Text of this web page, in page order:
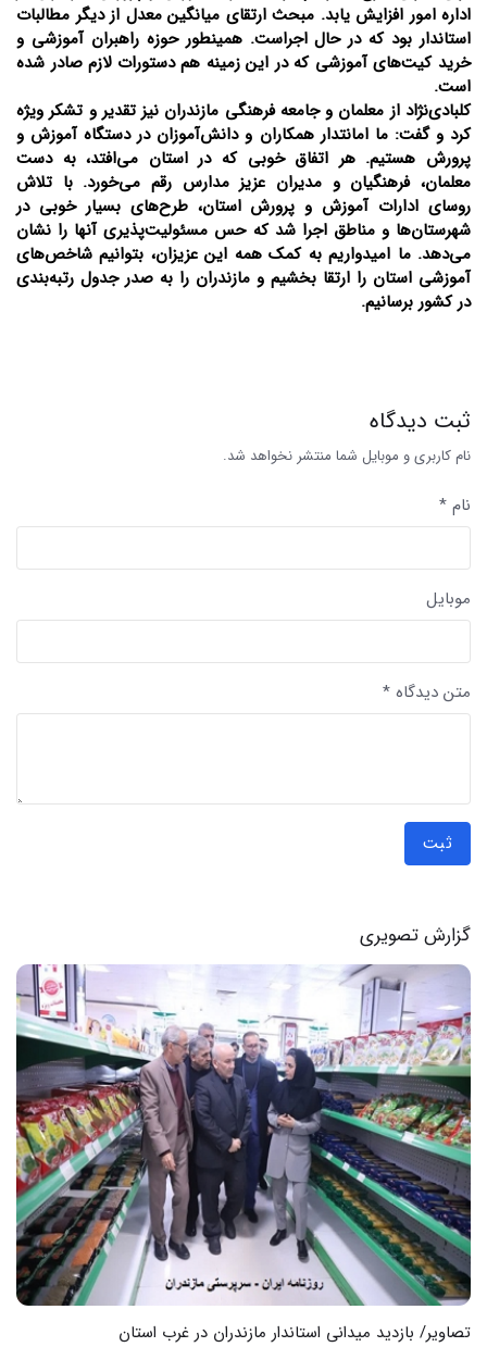
اداره امور افزایش یابد. مبحث ارتقای میانگین‌ معدل از دیگر مطالبات
استاندار بود که در حال اجراست. همینطور حوزه راهبران آموزشی و
خرید کیت‌های آموزشی که در این زمینه هم دستورات لازم صادر شده
است.
کلبادی‌نژاد از معلمان و جامعه فرهنگی مازندران نیز تقدیر و تشکر ویژه
کرد و گفت: ما امانتدار همکاران و دانش‌آموزان در دستگاه آموزش و
پرورش هستیم. هر اتفاق خوبی که در استان می‌افتد، به دست
معلمان، فرهنگیان و مدیران عزیز مدارس رقم می‌خورد. با تلاش
روسای ادارات آموزش و پرورش استان، طرح‌های بسیار خوبی در
شهرستان‌ها و مناطق اجرا شد که حس مسئولیت‌پذیری آنها را نشان
می‌دهد. ما امیدواریم به کمک همه این عزیزان، بتوانیم شاخص‌های
آموزشی استان را ارتقا بخشیم و مازندران را به صدر جدول رتبه‌بندی
در کشور برسانیم.
ثبت دیدگاه
نام کاربری و موبایل شما منتشر نخواهد شد.
نام *
موبایل
متن دیدگاه *
ثبت
گزارش تصویری
تصاویر/ بازدید میدانی استاندار مازندران در غرب استان